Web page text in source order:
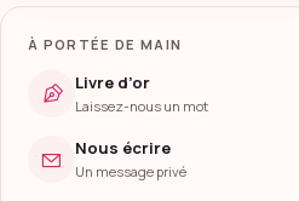
À PORTÉE DE MAIN
Livre d’or
Laissez-nous un mot
Nous écrire
Un message privé